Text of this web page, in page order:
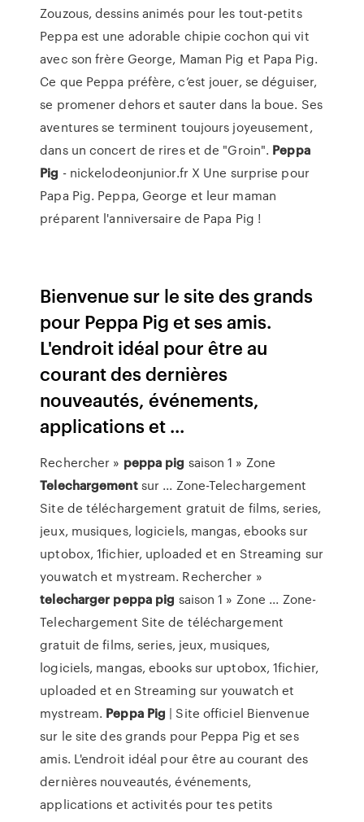
Zouzous, dessins animés pour les tout-petits
Peppa est une adorable chipie cochon qui vit
avec son frère George, Maman Pig et Papa Pig.
Ce que Peppa préfère, c’est jouer, se déguiser,
se promener dehors et sauter dans la boue. Ses
aventures se terminent toujours joyeusement,
dans un concert de rires et de "Groin". Peppa
Pig - nickelodeonjunior.fr X Une surprise pour
Papa Pig. Peppa, George et leur maman
préparent l'anniversaire de Papa Pig !
Bienvenue sur le site des grands
pour Peppa Pig et ses amis.
L'endroit idéal pour être au
courant des dernières
nouveautés, événements,
applications et ...
Rechercher » peppa pig saison 1 » Zone
Telechargementsur ... Zone-Telechargement
Site de téléchargement gratuit de films, series,
jeux, musiques, logiciels, mangas, ebooks sur
uptobox, 1fichier, uploaded et en Streaming sur
youwatch et mystream. Rechercher »
telecharger peppa pig saison 1 » Zone ... Zone-
Telechargement Site de téléchargement
gratuit de films, series, jeux, musiques,
logiciels, mangas, ebooks sur uptobox, 1fichier,
uploaded et en Streaming sur youwatch et
mystream. Peppa Pig | Site officiel Bienvenue
sur le site des grands pour Peppa Pig et ses
amis. L'endroit idéal pour être au courant des
dernières nouveautés, événements,
applications et activités pour tes petits